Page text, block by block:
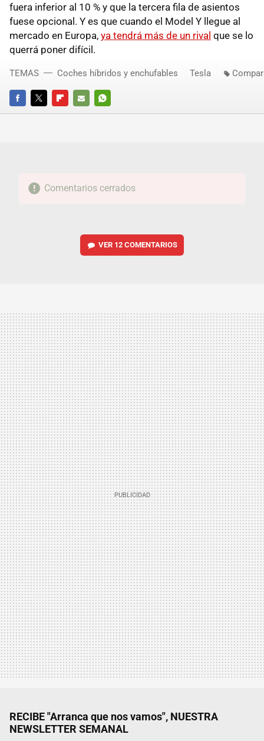
fuera inferior al 10 % y que la tercera fila de asientos
fuese opcional. Y es que cuando el Model Y llegue al
mercado en Europa, ya tendrá más de un rival que se lo
querrá poner difícil.
FACEBOOKTWITTERFLIPBOARD
E-
WHATSAPP
TEMAS Coches híbridos y enchufables Tesla
Comentarios cerrados
VER 12 COMENTARIOS
RECIBE "Arranca que nos vamos", NUESTRA
NEWSLETTER SEMANAL